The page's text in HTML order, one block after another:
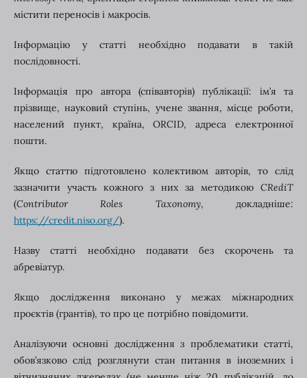
містити переносів і макросів.
Інформацію у статті необхідно подавати в такій
послідовності.
Інформація про автора (співавторів) публікації: ім’я та
прізвище, науковий ступінь, учене звання, місце роботи,
населений пункт, країна, ORCID, адреса електронної
пошти.
Якщо статтю підготовлено колективом авторів, то слід
зазначити участь кожного з них за методикоюCRediT
(Contributor Roles Taxonomy, докладніше:
https://credit.niso.org/).
Назву статті необхідно подавати без скорочень та
абревіатур.
Якщо дослідження виконано у межах міжнародних
проєктів (грантів), то про це потрібно повідомити.
Аналізуючи основні дослідження з проблематики статті,
обов’язково слід розглянути стан питання в іноземних і